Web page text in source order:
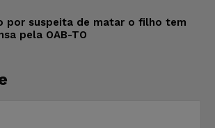
por suspeita de matar o filho tem
pela OAB-TO